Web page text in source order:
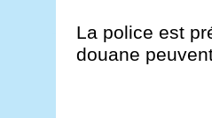
La police est
douane